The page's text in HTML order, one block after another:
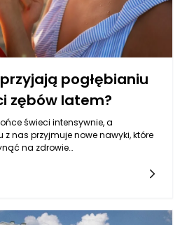
pogłębianiu
zębów latem?
świeci intensywnie, a
z nas przyjmuje nowe nawyki, które
na zdrowie
mogą nasilać jej objawy. Zmiany
Zrozumienie nawyków, które